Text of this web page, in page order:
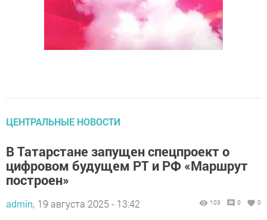
ЦЕНТРАЛЬНЫЕ НОВОСТИ
В Татарстане запущен спецпроект о
цифровом будущем РТ и РФ «Маршрут
построен»
admin, 19 августа 2025 - 13:42 103 0 0